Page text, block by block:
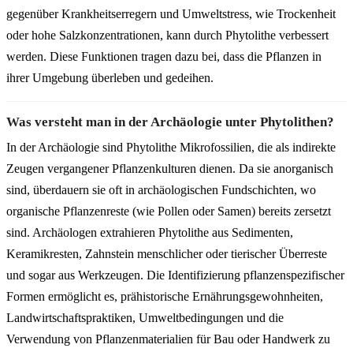
gegenüber Krankheitserregern und Umweltstress, wie Trockenheit
oder hohe Salzkonzentrationen, kann durch Phytolithe verbessert
werden. Diese Funktionen tragen dazu bei, dass die Pflanzen in
ihrer Umgebung überleben und gedeihen.
Was versteht man in der Archäologie unter Phytolithen?
In der Archäologie sind Phytolithe Mikrofossilien, die als indirekte
Zeugen vergangener Pflanzenkulturen dienen. Da sie anorganisch
sind, überdauern sie oft in archäologischen Fundschichten, wo
organische Pflanzenreste (wie Pollen oder Samen) bereits zersetzt
sind. Archäologen extrahieren Phytolithe aus Sedimenten,
Keramikresten, Zahnstein menschlicher oder tierischer Überreste
und sogar aus Werkzeugen. Die Identifizierung pflanzenspezifischer
Formen ermöglicht es, prähistorische Ernährungsgewohnheiten,
Landwirtschaftspraktiken, Umweltbedingungen und die
Verwendung von Pflanzenmaterialien für Bau oder Handwerk zu